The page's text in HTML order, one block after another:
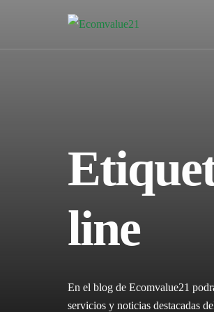
line
En el blog de Ecomvalue21
servicios y noticias destacadas